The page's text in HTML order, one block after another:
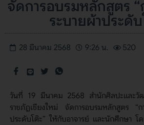
จัดการอบรมหลักสูตร
ระบายผ้าประดับ
28 มีนาคม 2568 9:26 น. 520
วันที่ 19 มีนาคม 2568 สำนักศิลปะและวั
ราชภัฏเชียงใหม่ จัดการอบรมหลักสูตร “
ประดับโต๊ะ” ให้กับอาจารย์ และนักศึกษา โ